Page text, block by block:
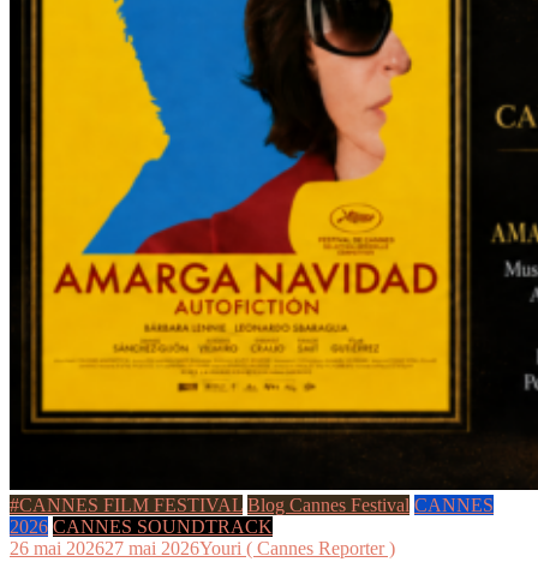
#CANNES FILM FESTIVAL Blog Cannes Festival CANNES
2026 CANNES SOUNDTRACK
26 mai 202627 mai 2026Youri ( Cannes Reporter )